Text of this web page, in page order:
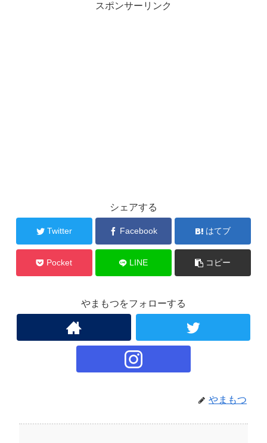
スポンサーリンク
シェアする
Twitter Facebook はてブ
Pocket LINE コピー
やまもつをフォローする
やまもつ